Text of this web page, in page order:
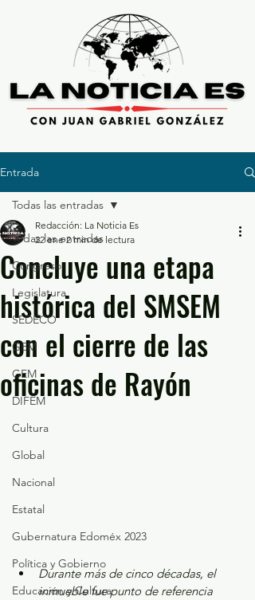
Entrada
Todas las entradas
Congreso
Legislatura
SEDECO
GEM
GEM
DIFEM
Cultura
Global
Nacional
Estatal
Gubernatura Edoméx 2023
Política y Gobierno
Educación y Cultura
Todas las entradas
Concluye una etapa
histórica del SMSEM
con el cierre de las
oficinas de Rayón
Redacción: La Noticia Es
22 ene 2 min de lectura
Durante más de cinco décadas, el
inmueble fue punto de referencia